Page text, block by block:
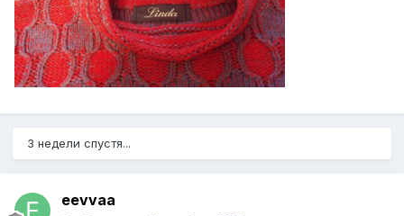
3 недели спустя...
eevvaa